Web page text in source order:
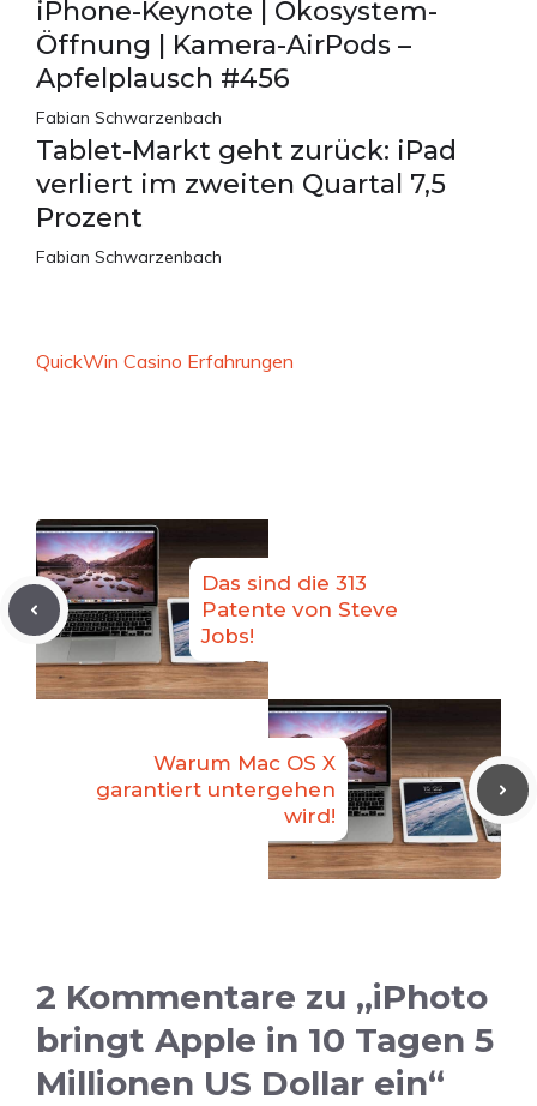
iPhone-Keynote | Ökosystem-
Öffnung | Kamera-AirPods –
Apfelplausch #456
Fabian Schwarzenbach
Tablet-Markt geht zurück: iPad
verliert im zweiten Quartal 7,5
Prozent
Fabian Schwarzenbach
QuickWin Casino Erfahrungen
Das sind die 313
Patente von Steve
Jobs!
Warum Mac OS X
garantiert untergehen
wird!
2 Kommentare zu „iPhoto
bringt Apple in 10 Tagen 5
Millionen US Dollar ein“